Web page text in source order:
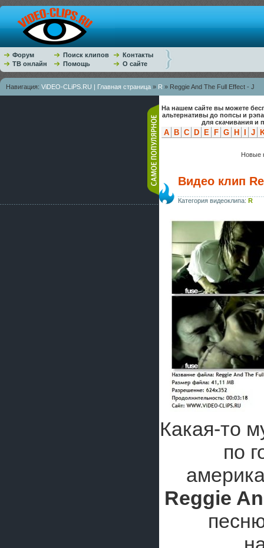
Форум Поиск клипов
Контакты
ТВ онлайн
Помощь О сайте
Навигация: ViDEO-CLiPS.RU | Главная страница » R » Reggie And The Full Effect - J
На нашем сайте вы можете
альтернативы до попсы и
для скачивания и
A B C D E F G H J
Новые
Видео клип
Категория видеоклипа: R
Какая-то
по
Reggie